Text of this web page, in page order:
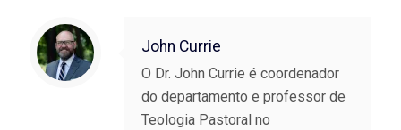
John Currie
O Dr. John Currie é coordenador
do departamento e professor de
Teologia Pastoral no